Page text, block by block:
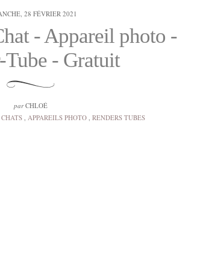
28 FÉVRIER 2021
- Appareil photo -
Tube - Gratuit
parCHLOÉ
CHATS, APPAREILS PHOTO, RENDERS TUBES